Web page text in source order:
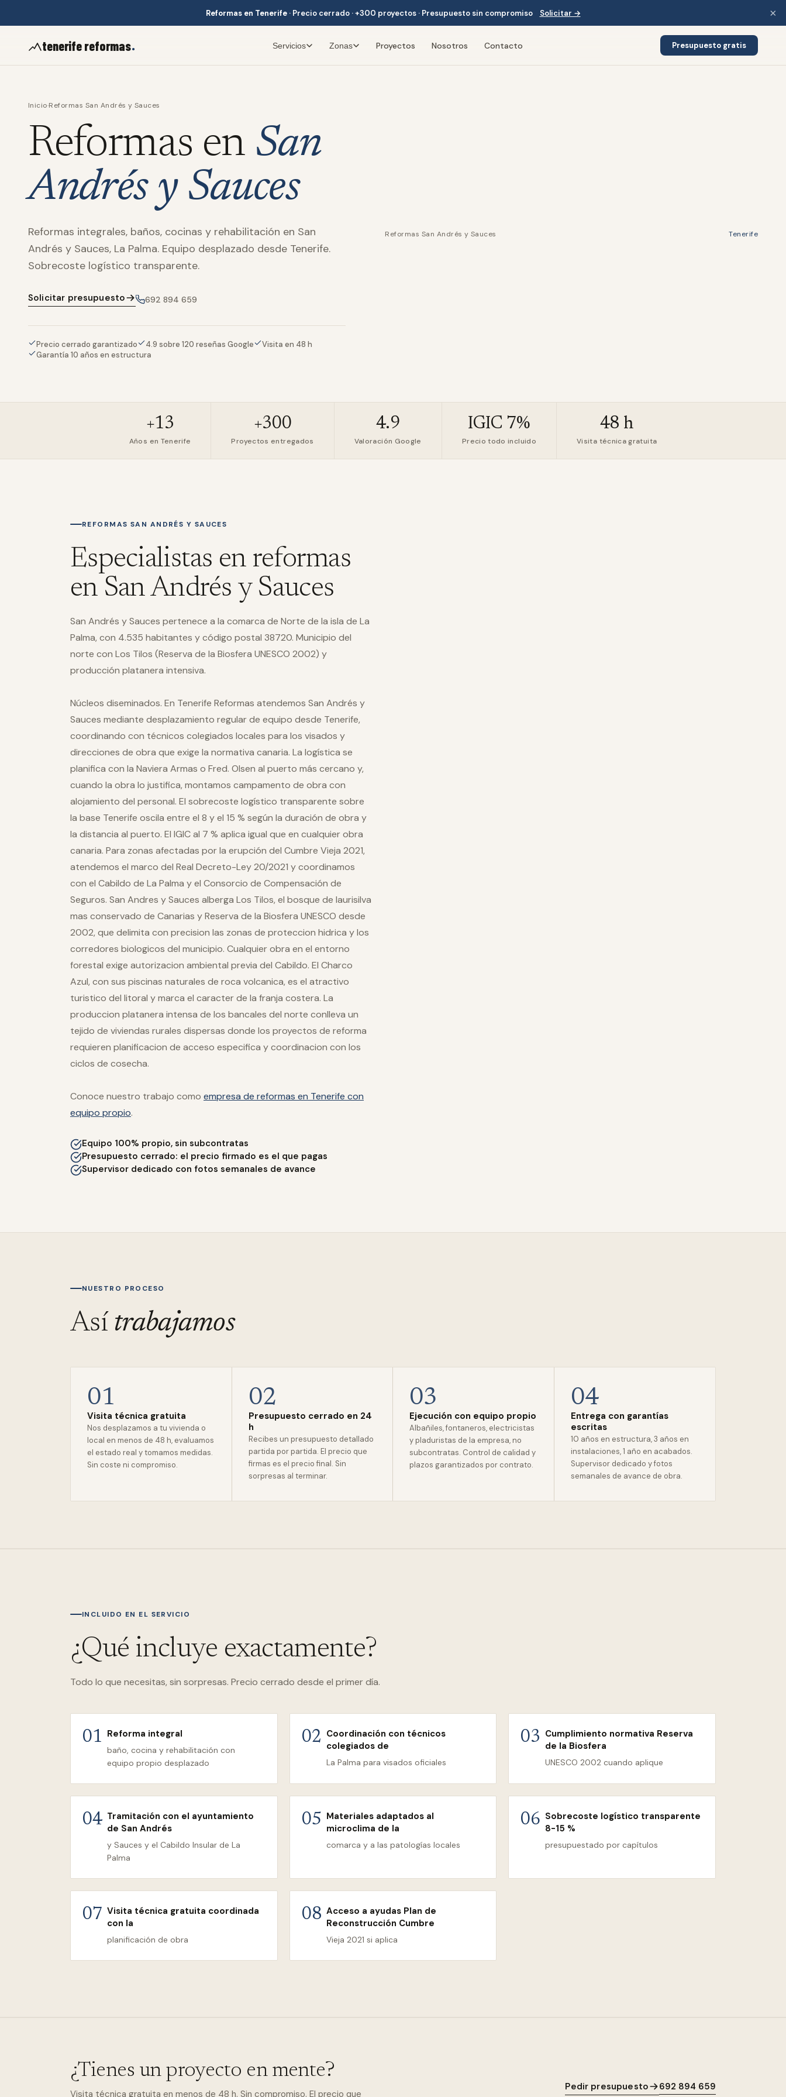
Reformas en Tenerife· Precio cerrado · +300 proyectos · Presupuesto sin compromiso Solicitar → ×
tenerife reformas. Servicios Zonas Proyectos Nosotros Contacto Presupuesto gratis
Inicio·Reformas San Andrés y Sauces
Reformas en San
Andrés y Sauces
Reformas integrales, baños, cocinas y rehabilitación en San
Andrés y Sauces, La Palma. Equipo desplazado desde Tenerife.
Sobrecoste logístico transparente.
Solicitar presupuesto 692 894 659
Precio cerrado garantizado 4.9 sobre 120 reseñas Google
Visita en 48 h
Garantía 10 años en estructura
Reformas San Andrés y Sauces Tenerife
+13
Años en Tenerife
+300
Proyectos entregados
4.9
Valoración Google
IGIC 7%
Precio todo incluido
48 h
Visita técnica gratuita
REFORMAS SAN ANDRÉS Y SAUCES
Especialistas en reformas
en San Andrés y Sauces
San Andrés y Sauces pertenece a la comarca de Norte de la isla de La
Palma, con 4.535 habitantes y código postal 38720. Municipio del
norte con Los Tilos (Reserva de la Biosfera UNESCO 2002) y
producción platanera intensiva.
Núcleos diseminados. En Tenerife Reformas atendemos San Andrés y
Sauces mediante desplazamiento regular de equipo desde Tenerife,
coordinando con técnicos colegiados locales para los visados y
direcciones de obra que exige la normativa canaria. La logística se
planifica con la Naviera Armas o Fred. Olsen al puerto más cercano y,
cuando la obra lo justifica, montamos campamento de obra con
alojamiento del personal. El sobrecoste logístico transparente sobre
la base Tenerife oscila entre el 8 y el 15 % según la duración de obra y
la distancia al puerto. El IGIC al 7 % aplica igual que en cualquier obra
canaria. Para zonas afectadas por la erupción del Cumbre Vieja 2021,
atendemos el marco del Real Decreto-Ley 20/2021 y coordinamos
con el Cabildo de La Palma y el Consorcio de Compensación de
Seguros. San Andres y Sauces alberga Los Tilos, el bosque de laurisilva
mas conservado de Canarias y Reserva de la Biosfera UNESCO desde
2002, que delimita con precision las zonas de proteccion hidrica y los
corredores biologicos del municipio. Cualquier obra en el entorno
forestal exige autorizacion ambiental previa del Cabildo. El Charco
Azul, con sus piscinas naturales de roca volcanica, es el atractivo
turistico del litoral y marca el caracter de la franja costera. La
produccion platanera intensa de los bancales del norte conlleva un
tejido de viviendas rurales dispersas donde los proyectos de reforma
requieren planificacion de acceso especifica y coordinacion con los
ciclos de cosecha.
Conoce nuestro trabajo como empresa de reformas en Tenerife con
equipo propio.
Equipo 100% propio, sin subcontratas
Presupuesto cerrado: el precio firmado es el que pagas
Supervisor dedicado con fotos semanales de avance
NUESTRO PROCESO
Así trabajamos
01
Visita técnica gratuita
Nos desplazamos a tu vivienda o
local en menos de 48 h, evaluamos
el estado real y tomamos medidas.
Sin coste ni compromiso.
02
Presupuesto cerrado en 24
h
Recibes un presupuesto detallado
partida por partida. El precio que
firmas es el precio final. Sin
sorpresas al terminar.
03
Ejecución con equipo propio
Albañiles, fontaneros, electricistas
y pladuristas de la empresa, no
subcontratas. Control de calidad y
plazos garantizados por contrato.
04
Entrega con garantías
escritas
10 años en estructura, 3 años en
instalaciones, 1 año en acabados.
Supervisor dedicado y fotos
semanales de avance de obra.
INCLUIDO EN EL SERVICIO
¿Qué incluye exactamente?
Todo lo que necesitas, sin sorpresas. Precio cerrado desde el primer día.
01 Reforma integral
baño, cocina y rehabilitación con
equipo propio desplazado
02 Coordinación con técnicos
colegiados de
La Palma para visados oficiales
03 Cumplimiento normativa Reserva
de la Biosfera
UNESCO 2002 cuando aplique
04 Tramitación con el ayuntamiento
de San Andrés
y Sauces y el Cabildo Insular de La
Palma
05 Materiales adaptados al
microclima de la
comarca y a las patologías locales
06 Sobrecoste logístico transparente
8-15 %
presupuestado por capítulos
07 Visita técnica gratuita coordinada
con la
planificación de obra
08 Acceso a ayudas Plan de
Reconstrucción Cumbre
Vieja 2021 si aplica
¿Tienes un proyecto en mente?
Visita técnica gratuita en menos de 48 h. Sin compromiso. El precio que
Pedir presupuesto 692 894 659